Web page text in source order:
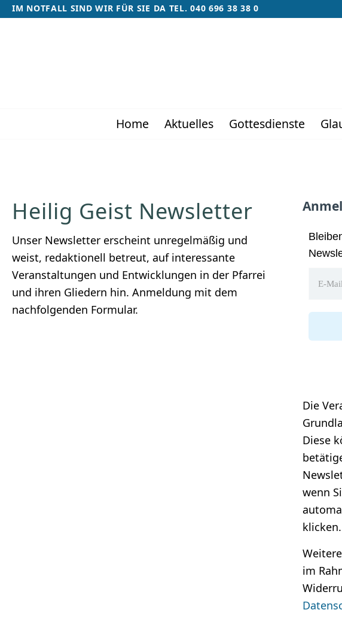
IM NOTFALL SIND WIR FÜR SIE DA TEL. 040 696 38 38 0
Home Aktuelles Gottesdienste
Heilig Geist Newsletter
Unser Newsletter erscheint unregelmäßig und
weist, redaktionell betreut, auf interessante
Veranstaltungen und Entwicklungen in der Pfarrei
und ihren Gliedern hin. Anmeldung mit dem
nachfolgenden Formular.
Die
Diese
wenn
klicken.
im